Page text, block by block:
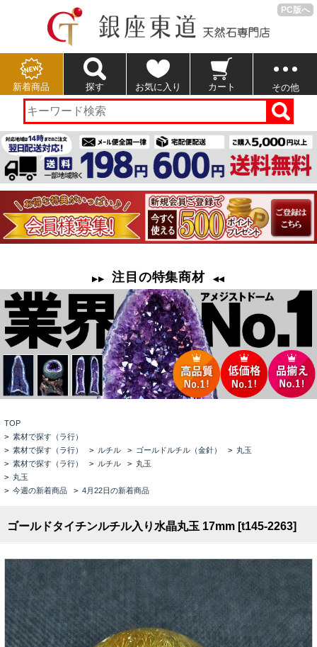
PC版へ
新着商品 探す お気に入り カート その他
TOP
> 素材で探す（ラ行）
> 素材で探す（ラ行） > ルチル > ゴールドルチル（金針） > 丸玉
> 素材で探す（ラ行） > ルチル > 丸玉
> 丸玉
> 今週の新着商品 > 4月22日の新着商品
ゴールドタイチンルチル入り水晶丸玉 17mm [t145-2263]